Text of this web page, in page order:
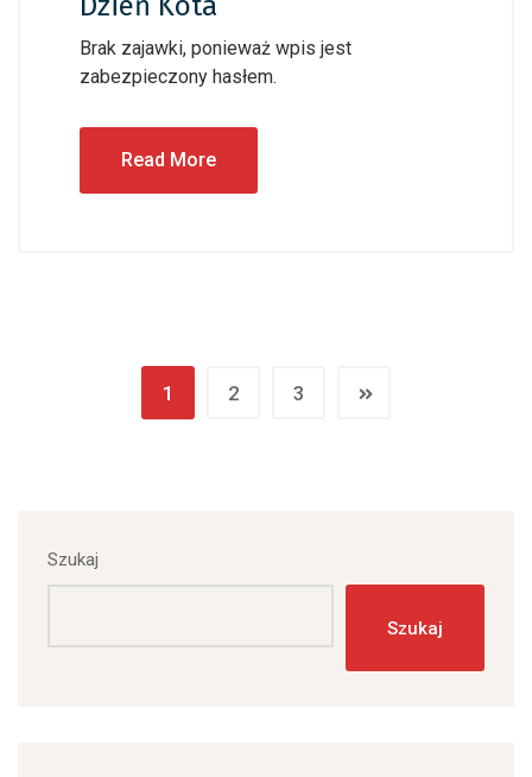
Brak zajawki, ponieważ wpis jest
zabezpieczony hasłem.
Read More
1 2 3
Szukaj
Szukaj